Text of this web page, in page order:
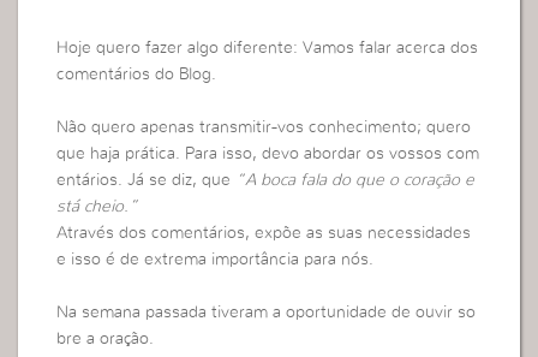
Hoje quero fazer algo diferente: Vamos falar acerca dos
comentários do Blog.
Não quero apenas transmitir-vos conhecimento; quero
que haja prática. Para isso, devo abordar os vossos com
entários. Já se diz, que
“A boca fala do que o coração e
stá cheio.”
Através dos comentários, expõe as suas necessidades
e isso é de extrema importância para nós.
Na semana passada tiveram a oportunidade de ouvir so
bre a oração.